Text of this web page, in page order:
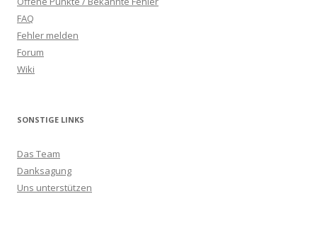
FAQ
Fehler melden
Forum
Wiki
SONSTIGE LINKS
Das Team
Danksagung
Uns unterstützen